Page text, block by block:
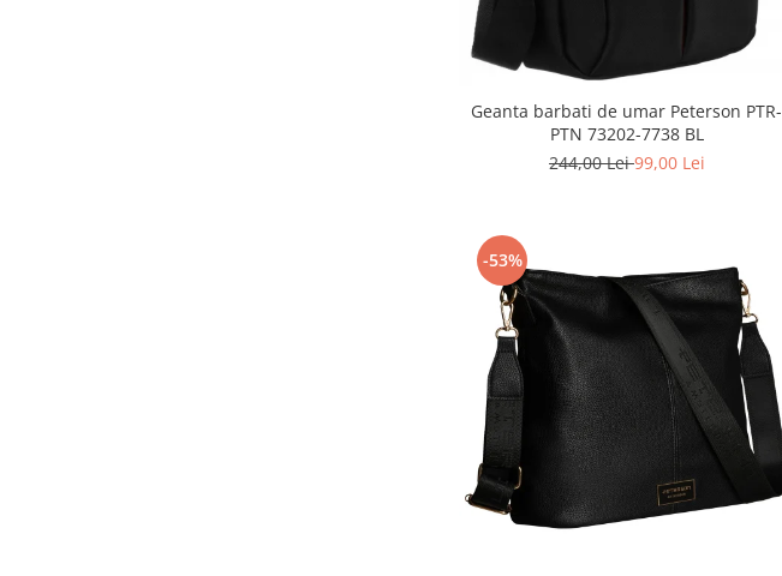
Geanta barbati de umar Peterson PTR-
PTN 73202-7738 BL
244,00 Lei99,00 Lei
-53%